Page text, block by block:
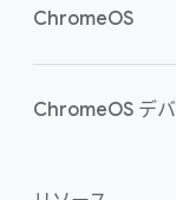
概要
ChromeOS
概要
ChromeOS デ
概要